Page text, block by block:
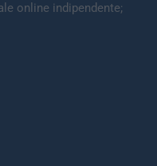
online indipendente;